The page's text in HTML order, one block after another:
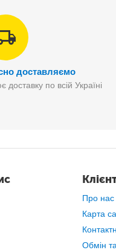
Цей
доставляємо
по всій Україні
Про нас
Карта
Обмін